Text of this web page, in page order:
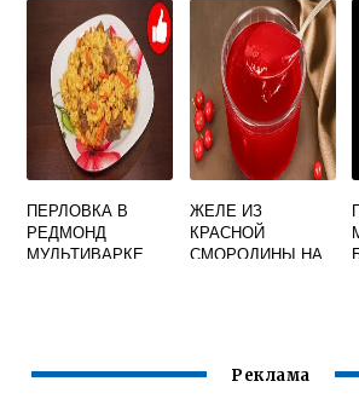
ПЕРЛОВКА В
РЕДМОНД
МУЛЬТИВАРКЕ
ЖЕЛЕ ИЗ
КРАСНОЙ
СМОРОДИНЫ НА
Реклама